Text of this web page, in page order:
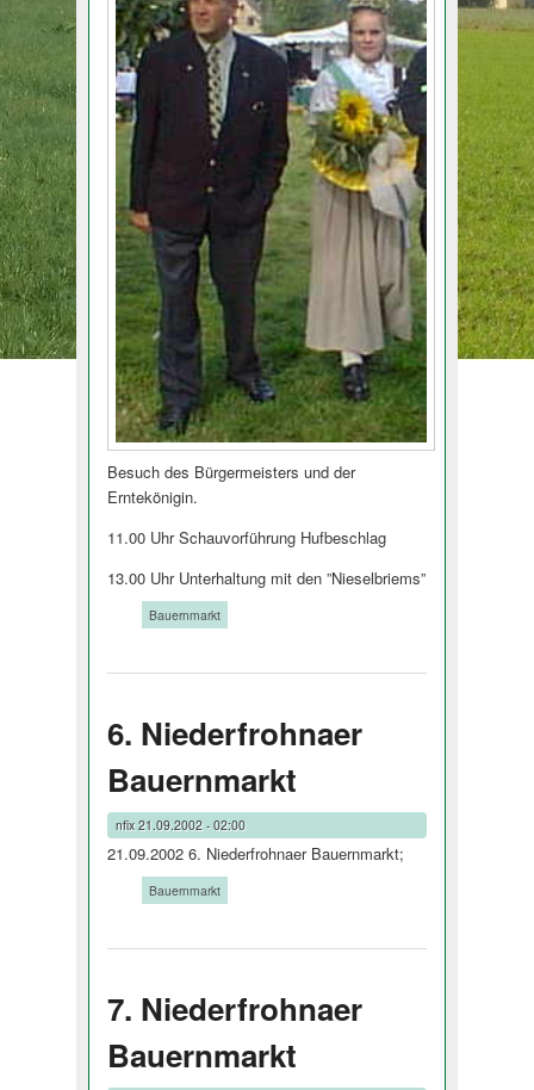
Besuch des Bürgermeisters und der
Erntekönigin.
11.00 Uhr Schauvorführung Hufbeschlag
13.00 Uhr Unterhaltung mit den ”Nieselbriems”
Bauernmarkt
6. Niederfrohnaer
Bauernmarkt
nfix21.09.2002 - 02:00
21.09.2002 6. Niederfrohnaer Bauernmarkt;
Bauernmarkt
7. Niederfrohnaer
Bauernmarkt